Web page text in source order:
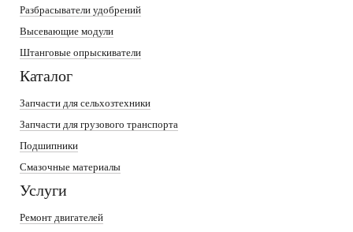
Разбрасыватели удобрений
Высевающие модули
Штанговые опрыскиватели
Каталог
Запчасти для сельхозтехники
Запчасти для грузового транспорта
Подшипники
Смазочные материалы
Услуги
Ремонт двигателей